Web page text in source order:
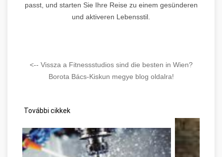
passt, und starten Sie Ihre Reise zu einem gesünderen
und aktiveren Lebensstil.
<-- Vissza a Fitnessstudios sind die besten in Wien?
Borota Bács-Kiskun megye blog oldalra!
További cikkek